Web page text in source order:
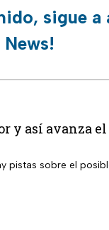
sigue
y así avanza
pistas sobre el